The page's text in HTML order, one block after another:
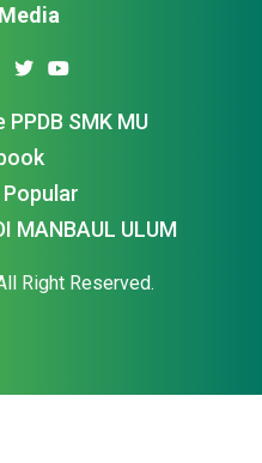
SMK MU
MANBAUL ULUM
Right Reserved.